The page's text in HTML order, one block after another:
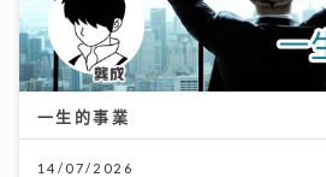
一生的事業
14/07/2026